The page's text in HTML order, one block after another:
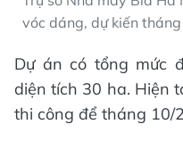
vóc dáng, dự kiến
Dự án có tổng mức
diện tích 30 ha. Hiện
thi công để tháng 10/